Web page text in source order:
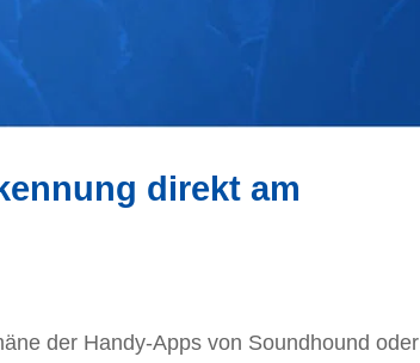
direkt am
der Handy-Apps von Soundhound oder